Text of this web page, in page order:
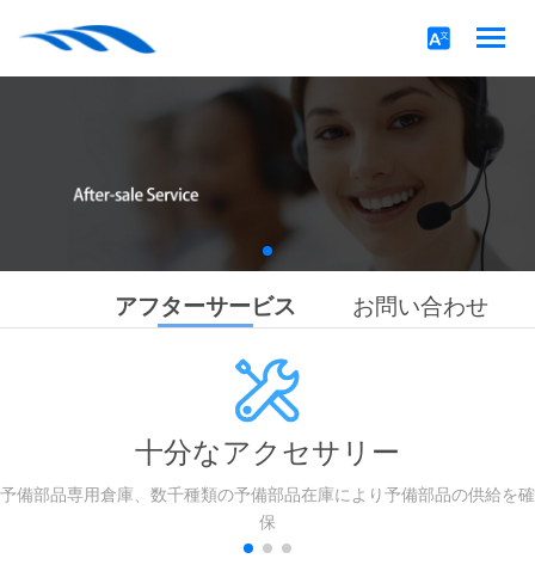
アフターサービス お問い合わせ
十分なアクセサリー
予備部品専用倉庫、数千種類の予備部品在庫により予備部品の供給を確
保